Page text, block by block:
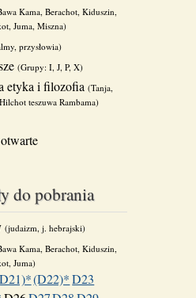
Kama, Berachot, Kiduszin,
Juma, Miszna)
przysłowia)
(Grupy: I, J, P, X)
etyka i filozofia (Tanja,
teszuwa Rambama)
do pobrania
(judaizm, j. hebrajski)
Kama, Berachot, Kiduszin,
Juma)
(D22)* D23